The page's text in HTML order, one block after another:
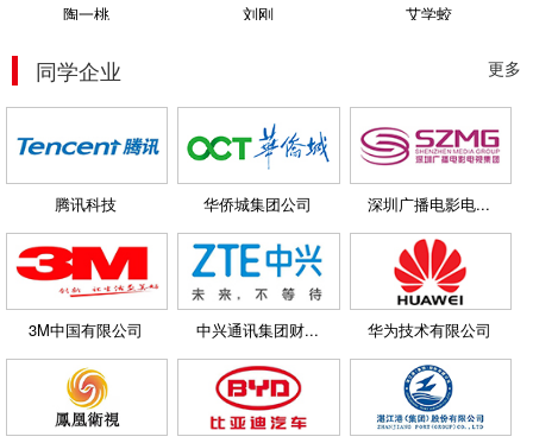
陶一桃 刘刚 艾学蛟
更多
同学企业
腾讯科技 华侨城集团公司 深圳广播电影电...
3M中国有限公司 中兴通讯集团财... 华为技术有限公司